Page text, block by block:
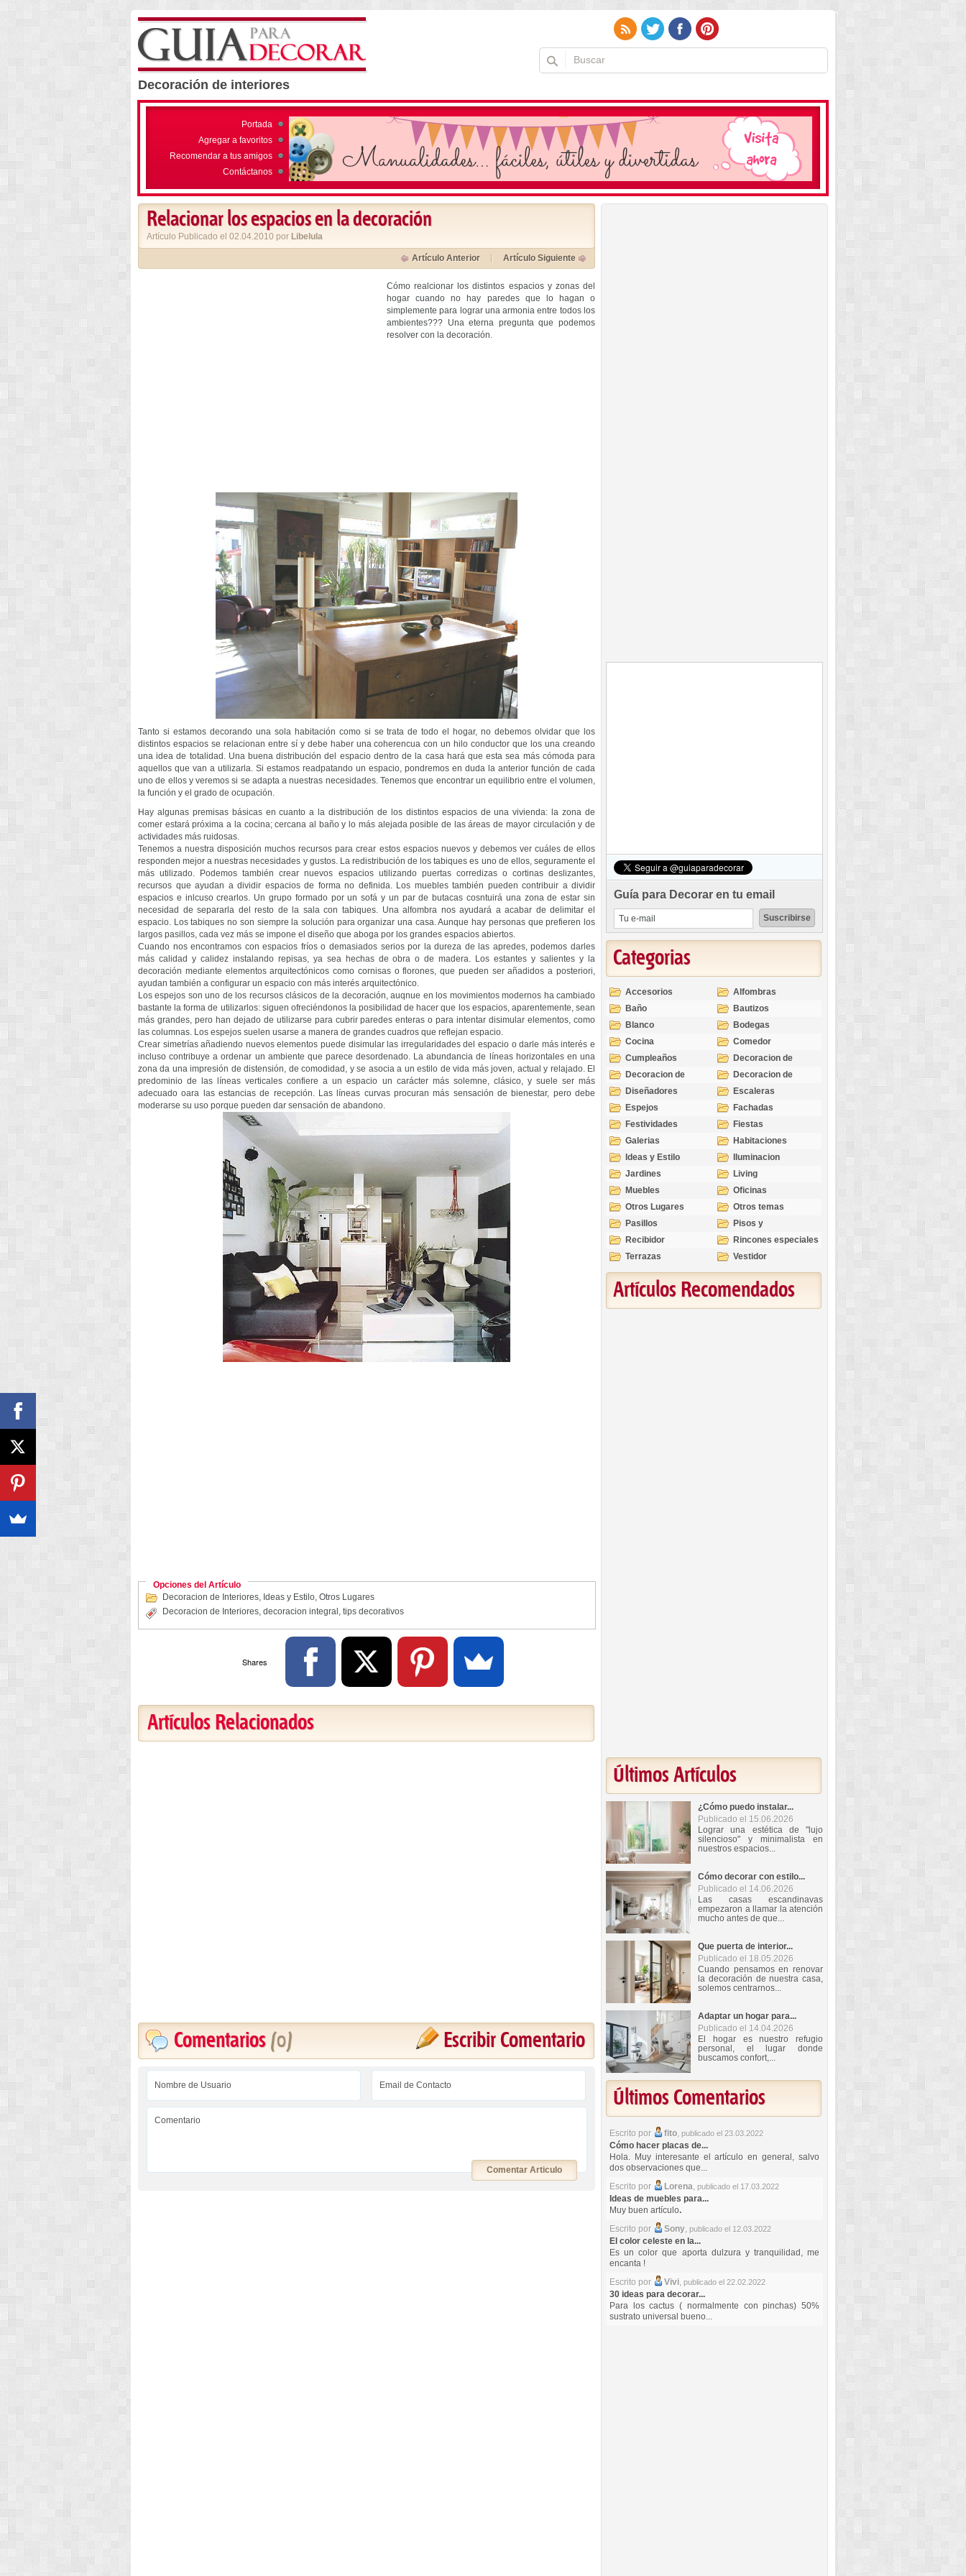
Decoración de interiores
Portada
Agregar a favoritos
Recomendar a tus amigos
Contáctanos
Relacionar los espacios en la decoración
Artículo Publicado el 02.04.2010 por Libelula
Artículo Anterior Artículo Siguiente
Cómo realcionar los distintos espacios y zonas del
hogar cuando no hay paredes que lo hagan o
simplemente para lograr una armonia entre todos los
ambientes??? Una eterna pregunta que podemos
resolver con la decoración.
Tanto si estamos decorando una sola habitación como si se trata de todo el hogar, no debemos olvidar que los
distintos espacios se relacionan entre sí y debe haber una coherencua con un hilo conductor que los una creando
una idea de totalidad. Una buena distribución del espacio dentro de la casa hará que esta sea más cómoda para
aquellos que van a utilizarla. Si estamos readpatando un espacio, pondremos en duda la anterior función de cada
uno de ellos y veremos si se adapta a nuestras necesidades. Tenemos que encontrar un equilibrio entre el volumen,
la función y el grado de ocupación.
Hay algunas premisas básicas en cuanto a la distribución de los distintos espacios de una vivienda: la zona de
comer estará próxima a la cocina; cercana al baño y lo más alejada posible de las áreas de mayor circulación y de
actividades más ruidosas.
Tenemos a nuestra disposición muchos recursos para crear estos espacios nuevos y debemos ver cuáles de ellos
responden mejor a nuestras necesidades y gustos. La redistribución de los tabiques es uno de ellos, seguramente el
más utilizado. Podemos también crear nuevos espacios utilizando puertas corredizas o cortinas deslizantes,
recursos que ayudan a dividir espacios de forma no definida. Los muebles también pueden contribuir a dividir
espacios e inlcuso crearlos. Un grupo formado por un sofá y un par de butacas cosntuirá una zona de estar sin
necesidad de separarla del resto de la sala con tabiques. Una alfombra nos ayudará a acabar de delimitar el
espacio. Los tabiques no son siempre la solución para organizar una casa. Aunque hay personas que prefieren los
largos pasillos, cada vez más se impone el diseño que aboga por los grandes espacios abiertos.
Cuando nos encontramos con espacios fríos o demasiados serios por la dureza de las apredes, podemos darles
más calidad y calidez instalando repisas, ya sea hechas de obra o de madera. Los estantes y salientes y la
decoración mediante elementos arquitectónicos como cornisas o florones, que pueden ser añadidos a posteriori,
ayudan también a configurar un espacio con más interés arquitectónico.
Los espejos son uno de los recursos clásicos de la decoración, auqnue en los movimientos modernos ha cambiado
bastante la forma de utilizarlos: siguen ofreciéndonos la posibilidad de hacer que los espacios, aparentemente, sean
más grandes, pero han dejado de utilizarse para cubrir paredes enteras o para intentar disimular elementos, como
las columnas. Los espejos suelen usarse a manera de grandes cuadros que reflejan espacio.
Crear simetrías añadiendo nuevos elementos puede disimular las irregularidades del espacio o darle más interés e
incluso contribuye a ordenar un ambiente que parece desordenado. La abundancia de líneas horizontales en una
zona da una impresión de distensión, de comodidad, y se asocia a un estilo de vida más joven, actual y relajado. El
predominio de las líneas verticales confiere a un espacio un carácter más solemne, clásico, y suele ser más
adecuado oara las estancias de recepción. Las líneas curvas procuran más sensación de bienestar, pero debe
moderarse su uso porque pueden dar sensación de abandono.
Opciones del Artículo
Decoracion de Interiores, Ideas y Estilo, Otros Lugares
Decoracion de Interiores, decoracion integral , tips decorativos
Shares
Artículos Relacionados
Escribir Comentario
Comentarios (0)
Comentar Articulo
Guía para Decorar en tu email
Categorias
Accesorios
Alfombras
Baño
Bautizos
Blanco
Bodegas
Cocina
Comedor
Cumpleaños
Decoracion de
Exteriores
Decoracion de
Interiores
Decoracion de
Ocasiones
Diseñadores
Escaleras
Espejos
Fachadas
Festividades
Fiestas
Galerias
Habitaciones
Ideas y Estilo
Iluminacion
Jardines
Living
Muebles
Oficinas
Otros Lugares
Otros temas
Pasillos
Pisos y
revestimientos
Recibidor
Rincones especiales
Terrazas
Vestidor
Artículos Recomendados
Últimos Artículos
¿Cómo puedo instalar...
Publicado el 15.06.2026
Lograr una estética de "lujo
silencioso" y minimalista en
nuestros espacios...
Cómo decorar con estilo...
Publicado el 14.06.2026
Las casas escandinavas
empezaron a llamar la atención
mucho antes de que...
Que puerta de interior...
Publicado el 18.05.2026
Cuando pensamos en renovar
la decoración de nuestra casa,
solemos centrarnos...
Adaptar un hogar para...
Publicado el 14.04.2026
El hogar es nuestro refugio
personal, el lugar donde
buscamos confort,...
Últimos Comentarios
Escrito por fito, publicado el 23.03.2022
Cómo hacer placas de...
Hola. Muy interesante el artículo en general, salvo
dos observaciones que...
Escrito por
Lorena, publicado el 17.03.2022
Ideas de muebles para...
Muy buen artículo.
Escrito por
Sony, publicado el 12.03.2022
El color celeste en la...
Es un color que aporta dulzura y tranquilidad, me
encanta !
Escrito por
Vivi, publicado el 22.02.2022
30 ideas para decorar...
Para los cactus ( normalmente con pinchas) 50%
sustrato universal bueno...